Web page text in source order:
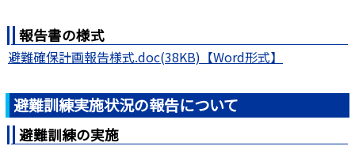
報告書の様式
避難確保計画報告様式.doc(38KB)
避難訓練実施状況の報告について
避難訓練の実施